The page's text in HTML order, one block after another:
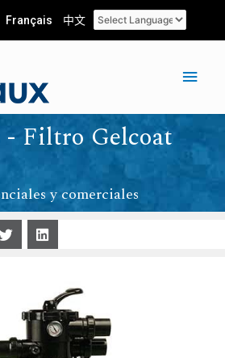
Français 中文
- Filtro Gelcoat
y comerciales